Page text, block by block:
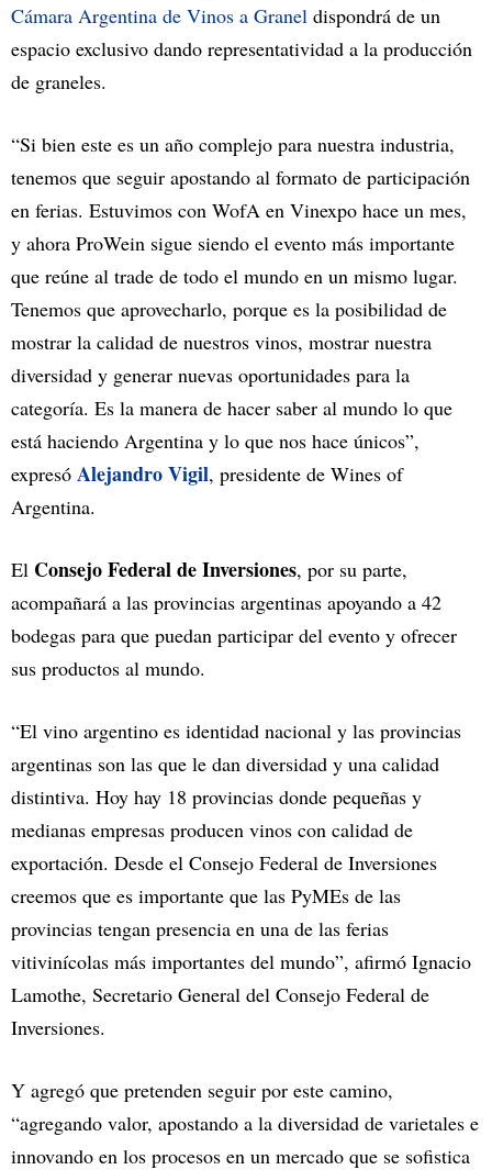
Cámara Argentina de Vinos a Granel dispondrá de un
espacio exclusivo dando representatividad a la producción
de graneles.
“Si bien este es un año complejo para nuestra industria,
tenemos que seguir apostando al formato de participación
en ferias. Estuvimos con WofA en Vinexpo hace un mes,
y ahora ProWein sigue siendo el evento más importante
que reúne al trade de todo el mundo en un mismo lugar.
Tenemos que aprovecharlo, porque es la posibilidad de
mostrar la calidad de nuestros vinos, mostrar nuestra
diversidad y generar nuevas oportunidades para la
categoría. Es la manera de hacer saber al mundo lo que
está haciendo Argentina y lo que nos hace únicos”,
expresó Alejandro Vigil, presidente de Wines of
Argentina.
El Consejo Federal de Inversiones, por su parte,
acompañará a las provincias argentinas apoyando a 42
bodegas para que puedan participar del evento y ofrecer
sus productos al mundo.
“El vino argentino es identidad nacional y las provincias
argentinas son las que le dan diversidad y una calidad
distintiva. Hoy hay 18 provincias donde pequeñas y
medianas empresas producen vinos con calidad de
exportación. Desde el Consejo Federal de Inversiones
creemos que es importante que las PyMEs de las
provincias tengan presencia en una de las ferias
vitivinícolas más importantes del mundo”, afirmó Ignacio
Lamothe, Secretario General del Consejo Federal de
Inversiones.
Y agregó que pretenden seguir por este camino,
“agregando valor, apostando a la diversidad de varietales e
innovando en los procesos en un mercado que se sofistica